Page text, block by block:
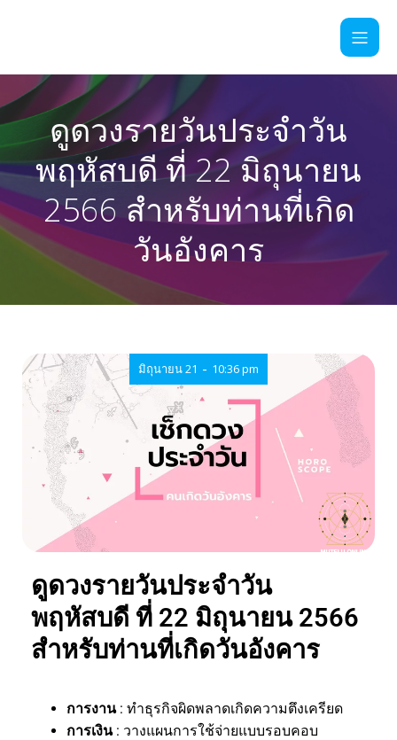
ดูดวงรายวันประจำวัน
พฤหัสบดี ที่ 22 มิถุนายน
2566 สำหรับท่านที่เกิด
วันอังคาร
มิถุนายน 21 - 10:36 pm
ดูดวงรายวันประจำวัน
พฤหัสบดี ที่ 22 มิถุนายน 2566
สำหรับท่านที่เกิดวันอังคาร
การงาน : ทำธุรกิจผิดพลาดเกิดความตึงเครียด
การเงิน : วางแผนการใช้จ่ายแบบรอบคอบ